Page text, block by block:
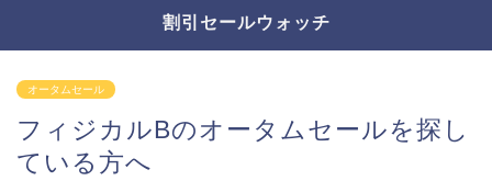
割引セールウォッチ
オータムセール
フィジカルBのオータムセールを探し
ている方へ